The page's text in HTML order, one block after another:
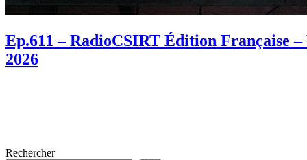
Ep.611 – RadioCSIRT Édition Française
2026
Rechercher